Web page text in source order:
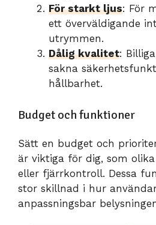
För starkt ljus: För
ett överväldigande
utrymmen.
Dålig kvalitet:
sakna
hållbarhet.
Budget och funktioner
Sätt en budget och
är viktiga för dig, som
eller fjärrkontroll. Dessa
stor skillnad i hur
anpassningsbar